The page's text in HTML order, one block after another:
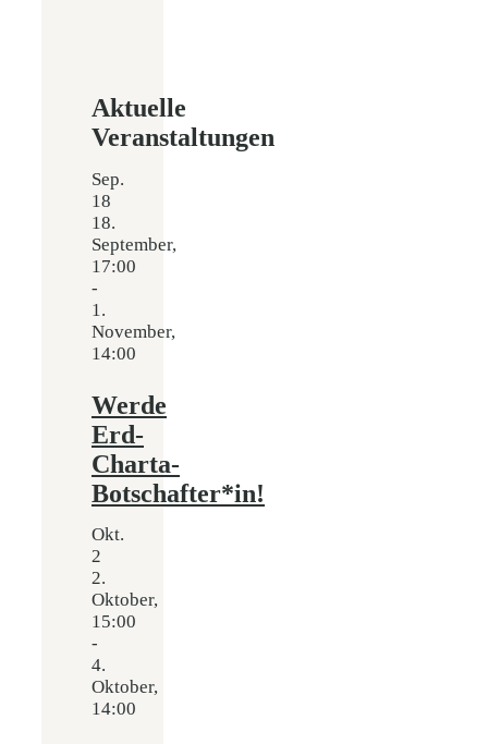
Aktuelle
Veranstaltungen
Sep.
18
18.
September,
17:00
-
1.
November,
14:00
Werde
Erd-
Charta-
Botschafter*in!
Okt.
2
2.
Oktober,
15:00
-
4.
Oktober,
14:00